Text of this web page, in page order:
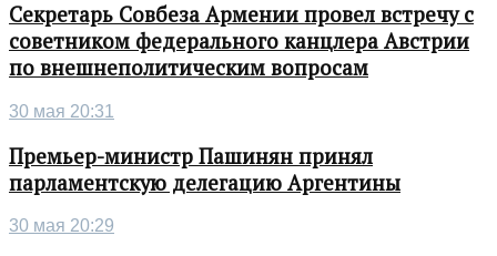
Секретарь Совбеза Армении провел встречу с
советником федерального канцлера Австрии
по внешнеполитическим вопросам
30 мая 20:31
Премьер-министр Пашинян принял
парламентскую делегацию Аргентины
30 мая 20:29